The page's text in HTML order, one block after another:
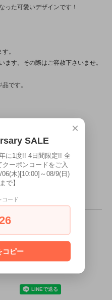
った可愛いデザインです！
。
す。その際はご容赦下さいませ。
です。
ど)
×
SALE
に1度!! 4日間限定!! 全
ーポンコードをご入
木)[10:00]～08/9(日)
で】
コード
コピー